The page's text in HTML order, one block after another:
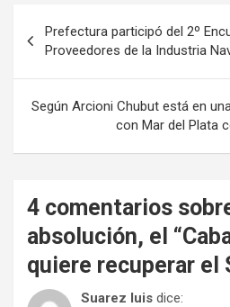
b
o
o
k
s
A
p
p
de
entradas
Prefectura participó del 2º
Proveedores de la Industria
Según Arcioni Chubut está en
con Mar del Plata
4 comentarios
absolución, el
quiere recuperar el
Suarez luis dice: